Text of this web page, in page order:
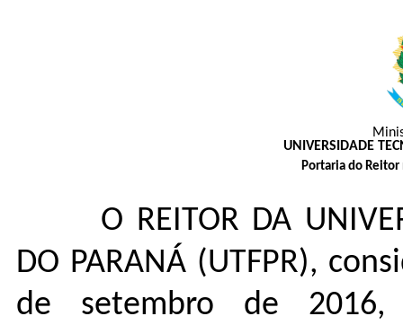
UNIVERSIDADE
Portaria do Reitor
O REITOR DA
DO PARANÁ (UTFPR),
de setembro de